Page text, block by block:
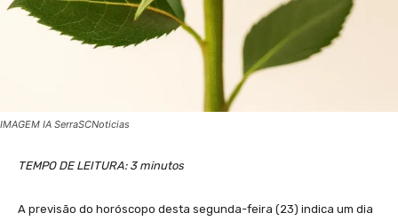
IMAGEM IA SerraSCNoticias
TEMPO DE LEITURA: 3 minutos
A previsão do horóscopo desta segunda-feira (23) indica um dia